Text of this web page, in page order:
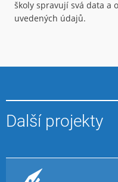
školy spravují svá data a
uvedených údajů.
Další projekty